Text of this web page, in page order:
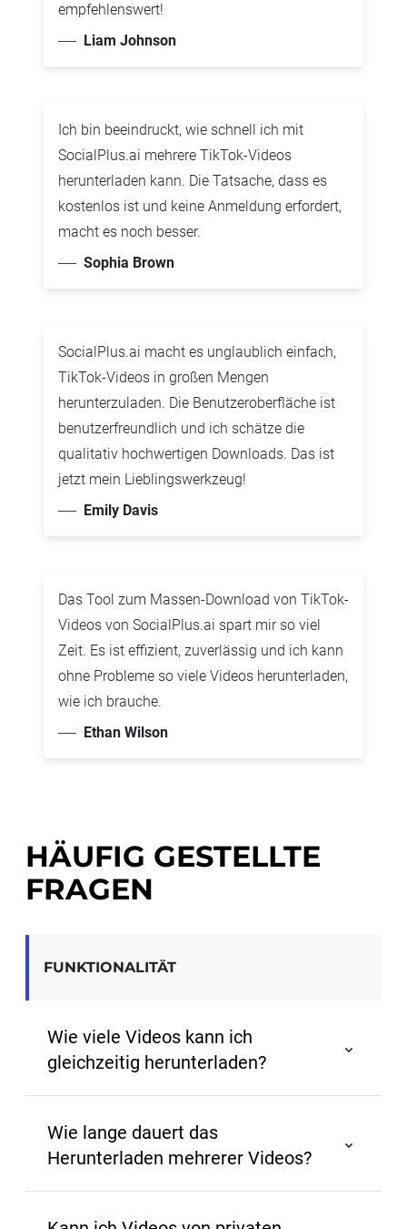
empfehlenswert!
Liam Johnson
Ich bin beeindruckt, wie schnell ich mit
SocialPlus.ai mehrere TikTok-Videos
herunterladen kann. Die Tatsache, dass es
kostenlos ist und keine Anmeldung erfordert,
macht es noch besser.
Sophia Brown
SocialPlus.ai macht es unglaublich einfach,
TikTok-Videos in großen Mengen
herunterzuladen. Die Benutzeroberfläche ist
benutzerfreundlich und ich schätze die
qualitativ hochwertigen Downloads. Das ist
jetzt mein Lieblingswerkzeug!
Emily Davis
Das Tool zum Massen-Download von TikTok-
Videos von SocialPlus.ai spart mir so viel
Zeit. Es ist effizient, zuverlässig und ich kann
ohne Probleme so viele Videos herunterladen,
wie ich brauche.
Ethan Wilson
HÄUFIG GESTELLTE
FRAGEN
FUNKTIONALITÄT
Wie viele Videos kann ich
gleichzeitig herunterladen?
Sie können bis zu 50 TikTok-Videos gleichzeitig
Geschwindigkeit und das beste Erlebnis
empfehlen wir, jeweils 10 davon
Wie lange dauert das
Herunterladen mehrerer Videos?
Die Downloadzeit hängt von Ihrer